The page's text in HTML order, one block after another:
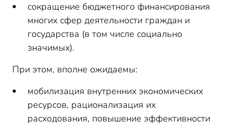
сокращение бюджетного финансирования
многих сфер деятельности граждан и
государства (в том числе социально
значимых).
При этом, вполне ожидаемы:
мобилизация внутренних экономических
ресурсов, рационализация их
расходования, повышение эффективности